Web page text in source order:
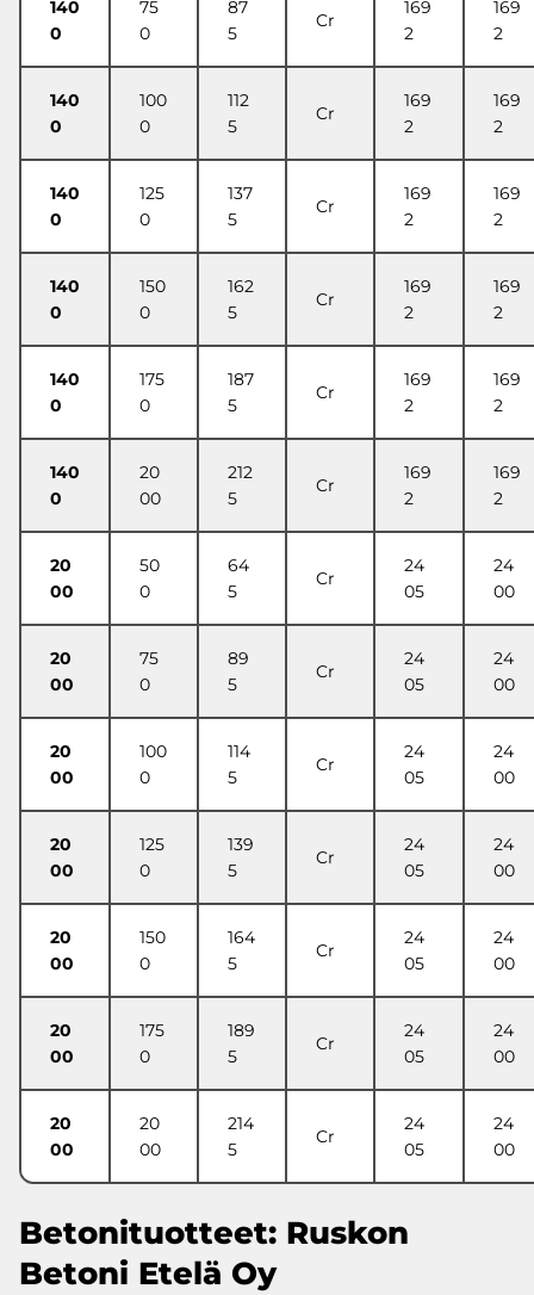
140
0
75
0
87
5
Cr
169
2
169
2
140
0
100
0
112
5
Cr
169
2
169
2
140
0
125
0
137
5
Cr
169
2
169
2
140
0
150
0
162
5
Cr
169
2
169
2
140
0
175
0
187
5
Cr
169
2
169
2
140
0
20
00
212
5
Cr
169
2
169
2
20
00
50
0
64
5
Cr
24
05
24
00
20
00
75
0
89
5
Cr
24
05
24
00
20
00
100
0
114
5
Cr
24
05
24
00
20
00
125
0
139
5
Cr
24
05
24
00
20
00
150
0
164
5
Cr
24
05
24
00
20
00
175
0
189
5
Cr
24
05
24
00
20
00
20
00
214
5
Cr
24
05
24
00
Betonituotteet: Ruskon
Betoni Etelä Oy